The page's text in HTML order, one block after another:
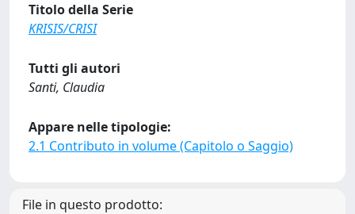
Titolo della Serie
KRISIS/CRISI
Tutti gli autori
Santi, Claudia
Appare nelle tipologie:
2.1 Contributo in volume (Capitolo o Saggio)
File in questo prodotto: